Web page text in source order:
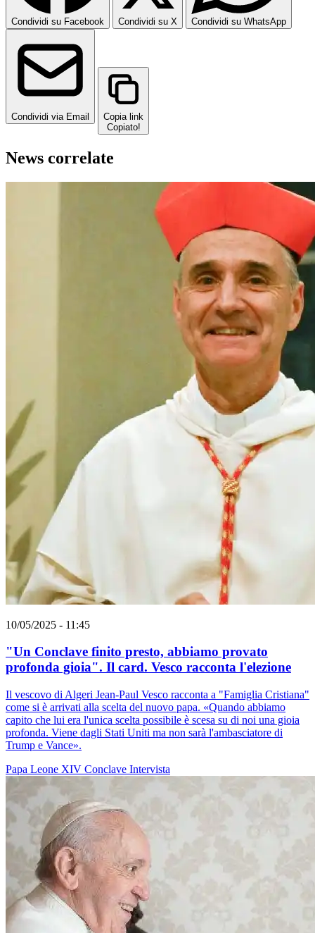
Condividi su Facebook Condividi su X Condividi su WhatsApp
Condividi via Email
Copia link
Copiato!
News correlate
10/05/2025 - 11:45
"Un Conclave finito presto, abbiamo provato
profonda gioia". Il card. Vesco racconta l'elezione
Il vescovo di Algeri Jean-Paul Vesco racconta a "Famiglia Cristiana"
come si è arrivati alla scelta del nuovo papa. «Quando abbiamo
capito che lui era l'unica scelta possibile è scesa su di noi una gioia
profonda. Viene dagli Stati Uniti ma non sarà l'ambasciatore di
Trump e Vance».
Papa Leone XIV Conclave Intervista